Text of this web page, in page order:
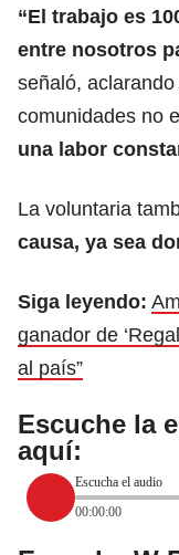
“El trabajo es
entre nosotros
señaló,
comunidades no
una labor
La voluntaria
causa, ya sea
Siga leyendo:
ganador de
al país”
Escuche la
aquí:
Escucha el audio
00:00:00